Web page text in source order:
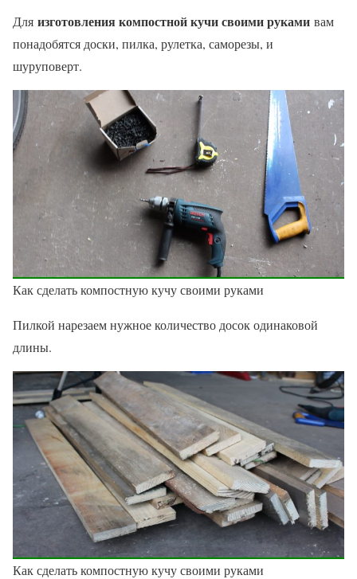
Для изготовления компостной кучи своими руками вам
понадобятся доски, пилка, рулетка, саморезы, и
шуруповерт.
Как сделать компостную кучу своими руками
Пилкой нарезаем нужное количество досок одинаковой
длины.
Как сделать компостную кучу своими руками